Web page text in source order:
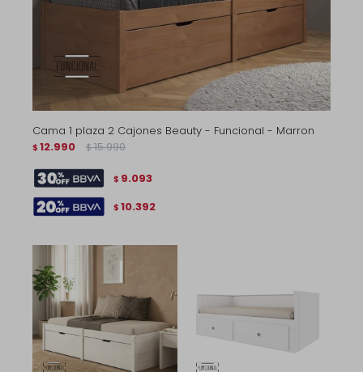
Cama 1 plaza 2 Cajones Beauty - Funcional - Marron
$ 12.990 $ 15.990
$ 9.093
$ 10.392